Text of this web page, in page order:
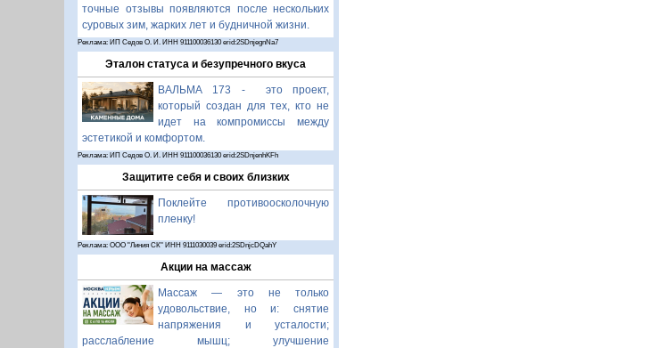
точные отзывы появляются после нескольких
суровых зим, жарких лет и будничной жизни.
Реклама: ИП Седов О. И. ИНН 911100036130 erid:2SDnjegnNa7
Эталон статуса и безупречного вкуса
ВАЛЬМА 173 - это проект,
который создан для тех, кто не
идет на компромиссы между
эстетикой и комфортом.
Реклама: ИП Седов О. И. ИНН 911100036130 erid:2SDnjenhKFh
Защитите себя и своих близких
Поклейте противоосколочную
пленку!
Реклама: ООО "Линия СК" ИНН 9111030039 erid:2SDnjcDQahY
Акции на массаж
Массаж — это не только
удовольствие, но и: снятие
напряжения и усталости;
расслабление мышц; улучшение